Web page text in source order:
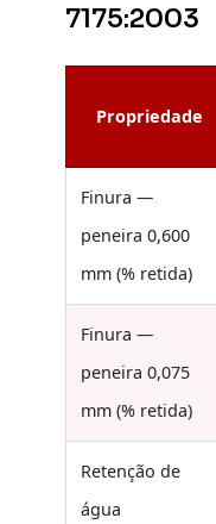
7175:2003
Propriedade
Finura —
peneira 0,600
mm (% retida)
Finura —
peneira 0,075
mm (% retida)
Retenção de
água